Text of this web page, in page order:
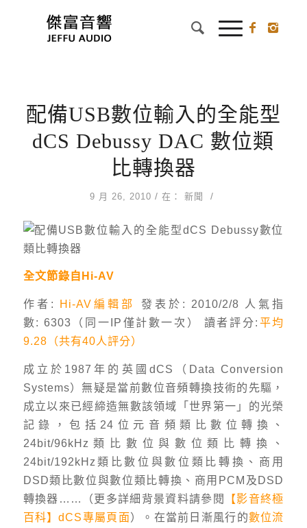
配備USB數位輸入的全能型
dCS Debussy DAC 數位類
比轉換器
9 月 26, 2010 / 在： 新聞 /
全文節錄自Hi-AV
作者: Hi-AV編輯部
發表於: 2010/2/8 人氣指
數: 6303（同一IP僅計數一次） 讀者評分: 平均
9.28（共有40人評分）
成立於1987年的英國dCS（Data Conversion
Systems）無疑是當前數位音頻轉換技術的先驅，
成立以來已經締造無數該領域「世界第一」的光榮
記錄，包括24位元音頻類比數位轉換、
24bit/96kHz類比數位與數位類比轉換、
24bit/192kHz類比數位與數位類比轉換、商用
DSD類比數位與數位類比轉換、商用PCM及DSD
轉換器……（更多詳細背景資料請參閱
【影音終極
百科】dCS專屬頁面）。在當前日漸風行的數位流